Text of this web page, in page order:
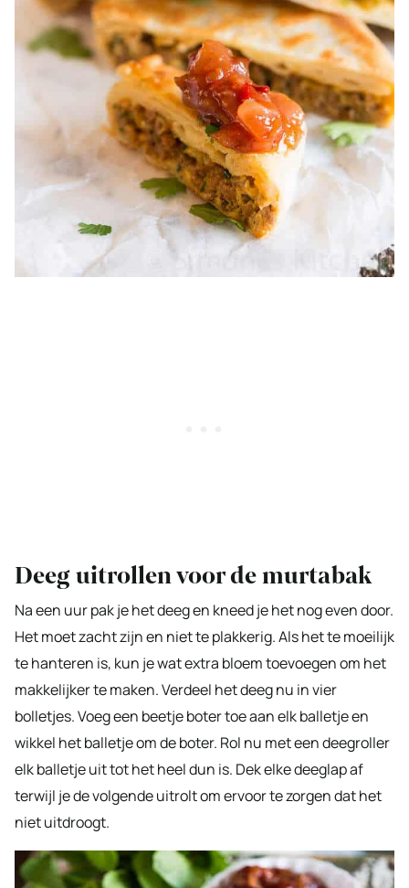
Deeg uitrollen voor de murtabak
Na een uur pak je het deeg en kneed je het nog even door.
Het moet zacht zijn en niet te plakkerig. Als het te moeilijk
te hanteren is, kun je wat extra bloem toevoegen om het
makkelijker te maken. Verdeel het deeg nu in vier
bolletjes. Voeg een beetje boter toe aan elk balletje en
wikkel het balletje om de boter. Rol nu met een deegroller
elk balletje uit tot het heel dun is. Dek elke deeglap af
terwijl je de volgende uitrolt om ervoor te zorgen dat het
niet uitdroogt.